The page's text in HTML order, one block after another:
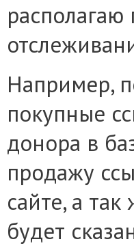
Например,
покупные
донора в
продажу
сайте, а
будет